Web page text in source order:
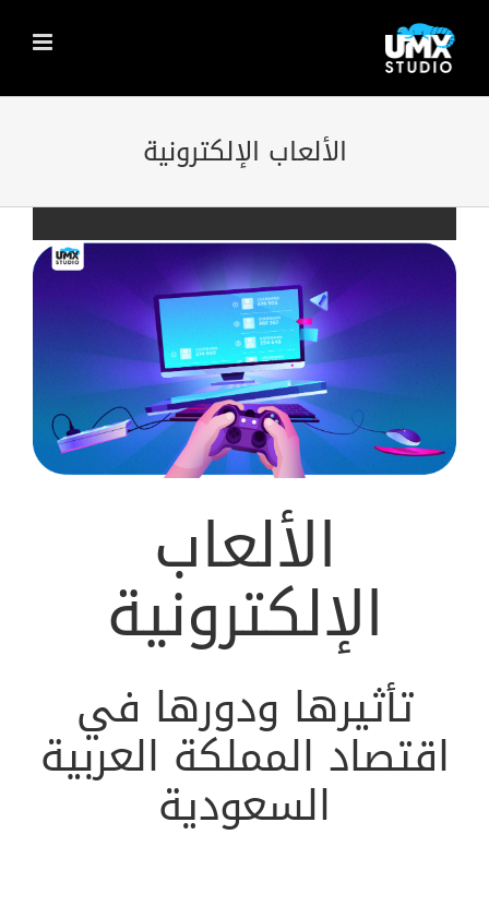
content
الألعاب الإلكترونية
الألعاب
الإلكترونية
تأثيرها ودورها في
اقتصاد المملكة العربية
السعودية